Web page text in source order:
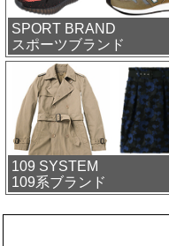
SPORT BRAND
スポーツブランド
109 SYSTEM
109系ブランド